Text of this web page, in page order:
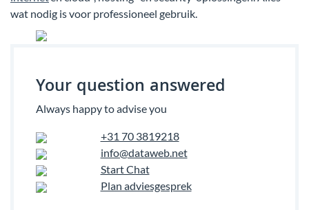
wat nodig is voor professioneel gebruik.
Your question answered
Always happy to advise you
+31 70 3819218
info@dataweb.net
Start Chat
Plan adviesgesprek